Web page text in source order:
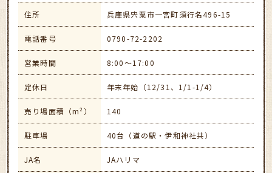
住所 兵庫県宍粟市一宮町須行名496-15
電話番号 0790-72-2202
営業時間 8:00～17:00
定休日 年末年始（12/31、1/1-1/4）
売り場面積（m²） 140
駐車場 40台（道の駅・伊和神社共）
JA名 JAハリマ